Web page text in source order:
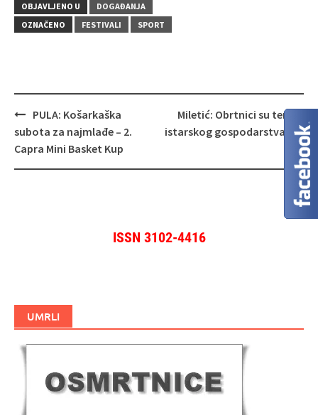
OBJAVLJENO U
DOGAĐANJA
OZNAČENO
FESTIVALI SPORT
Navigacija
objava
PULA: Košarkaška
subota za najmlađe – 2.
Capra Mini Basket Kup
Miletić: Obrtnici su temelj
istarskog gospodarstva
ISSN 3102-4416
UMRLI